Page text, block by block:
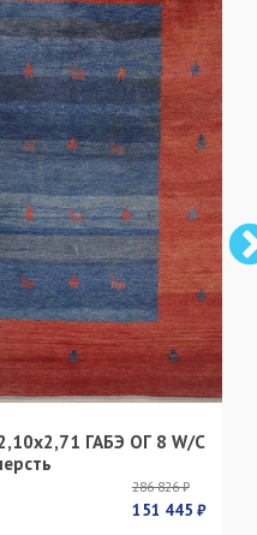
ГАБЭ ОГ 8 W/C
286 826 ₽
151 445 ₽